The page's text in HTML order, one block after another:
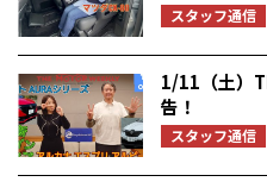
スタッフ通信
1/11（土）
告！
スタッフ通信